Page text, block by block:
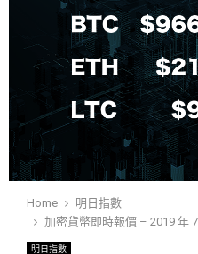
Home
明日指數
加密貨幣即時報價 – 2019 年
明日指數